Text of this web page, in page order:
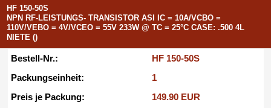
HF 150-50S
NPN RF-LEISTUNGS- TRANSISTOR ASI IC = 10A/VCBO =
110V/VEBO = 4V/VCEO = 55V 233W @ TC = 25°C CASE: .500 4L
NIETE ()
Bestell-Nr.:
HF 150-50S
Packungseinheit:
1
Preis je Packung:
149.90 EUR